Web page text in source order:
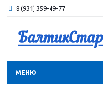
8 (931) 359-49-77
МЕНЮ